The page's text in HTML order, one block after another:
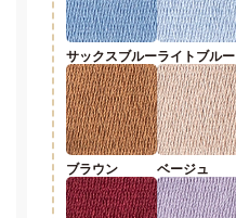
サックスブルーライトブルー
ブラウン ベージュ